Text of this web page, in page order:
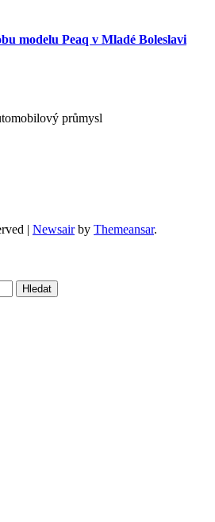
modelu Peaq v Mladé Boleslavi
průmysl
| Newsairby Themeansar.